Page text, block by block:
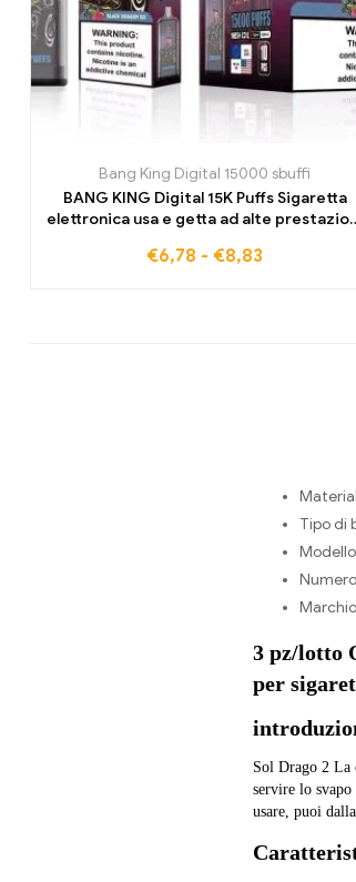
Bang King Digital 15000 sbuffi
BANG KING Digital 15K Puffs Sigaretta
elettronica usa e getta ad alte
€6,78 - €8,83
Tipo di
3 pz/lotto
per
Sol Drago 2 La
servire lo
usare, puoi